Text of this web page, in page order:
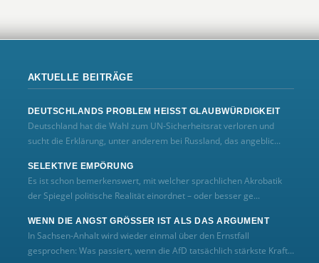
AKTUELLE BEITRÄGE
DEUTSCHLANDS PROBLEM HEISST GLAUBWÜRDIGKEIT
Deutschland hat die Wahl zum UN‑Sicherheitsrat verloren und
sucht die Erklärung, unter anderem bei Russland, das angeblic...
SELEKTIVE EMPÖRUNG
Es ist schon bemerkenswert, mit welcher sprachlichen Akrobatik
der Spiegel politische Realität einordnet – oder besser ge...
WENN DIE ANGST GRÖSSER IST ALS DAS ARGUMENT
In Sachsen-Anhalt wird wieder einmal über den Ernstfall
gesprochen: Was passiert, wenn die AfD tatsächlich stärkste Kraft...